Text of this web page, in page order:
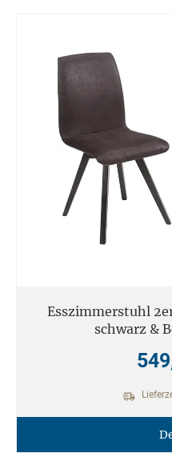
Esszimmerstuhl
schwarz &